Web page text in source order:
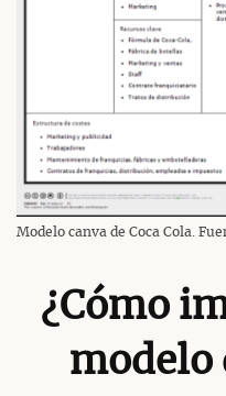
Modelo canva de Coca Cola.
¿Cómo
modelo